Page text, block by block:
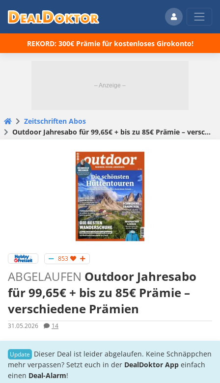
REKORD: 300€ Prämie für kostenloses Girokonto!
Zeitschriften Abos
Outdoor Jahresabo für 99,65€ + bis zu 85€ Prämie – verschiedene Prämien
853
ABGELAUFEN Outdoor Jahresabo
für 99,65€ + bis zu 85€ Prämie –
verschiedene Prämien
31.05.2026 14
Dieser Deal ist leider abgelaufen. Keine Schnäppchen
mehr verpassen? Setzt euch in der DealDoktor App einfach
einen Deal-Alarm!